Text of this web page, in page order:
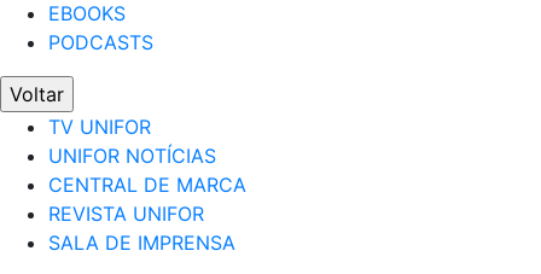
EBOOKS
PODCASTS
Voltar
TV UNIFOR
UNIFOR NOTÍCIAS
CENTRAL DE MARCA
REVISTA UNIFOR
SALA DE IMPRENSA